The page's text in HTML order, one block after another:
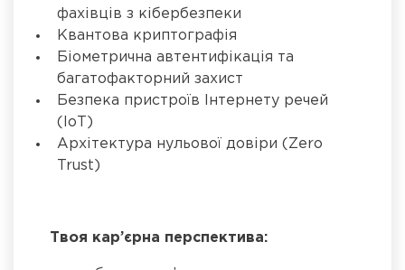
фахівців з кібербезпеки
Квантова криптографія
Біометрична автентифікація та
багатофакторний захист
Безпека пристроїв Інтернету речей
(IoT)
Архітектура нульової довіри (Zero
Trust)
Твоя кар’єрна перспектива: